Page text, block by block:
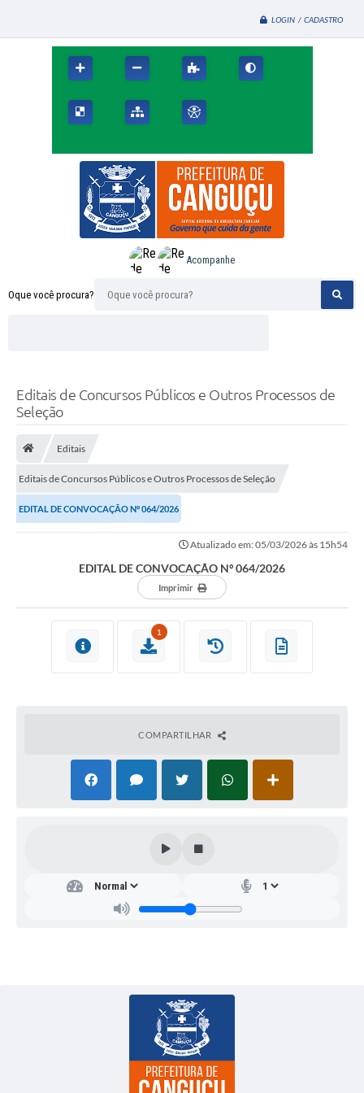
LOGIN / CADASTRO
Oque você procura?
Acompanhe
Editais de Concursos Públicos e Outros Processos de
Seleção
Editais
Editais de Concursos Públicos e Outros Processos de Seleção
EDITAL DE CONVOCAÇÃO Nº 064/2026
Atualizado em: 05/03/2026 às 15h54
EDITAL DE CONVOCAÇÃO Nº 064/2026
Imprimir
1
COMPARTILHAR